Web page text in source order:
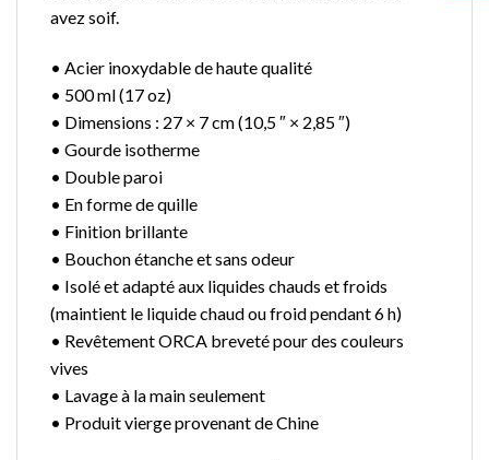
avez soif.
• Acier inoxydable de haute qualité
• 500 ml (17 oz)
• Dimensions : 27 × 7 cm (10,5 ″ × 2,85 ″)
• Gourde isotherme
• Double paroi
• En forme de quille
• Finition brillante
• Bouchon étanche et sans odeur
• Isolé et adapté aux liquides chauds et froids
(maintient le liquide chaud ou froid pendant 6 h)
• Revêtement ORCA breveté pour des couleurs
vives
• Lavage à la main seulement
• Produit vierge provenant de Chine